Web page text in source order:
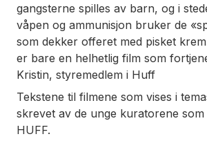
gangsterne spilles av barn, og i
våpen og ammunisjon bruker de
som dekker offeret med pisket
er bare en helhetlig film som
Kristin, styremedlem i Huff
Tekstene til filmene som vises i
skrevet av de unge kuratorene
HUFF.